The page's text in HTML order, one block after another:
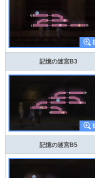
記憶の迷宮B3
記憶の迷宮B5